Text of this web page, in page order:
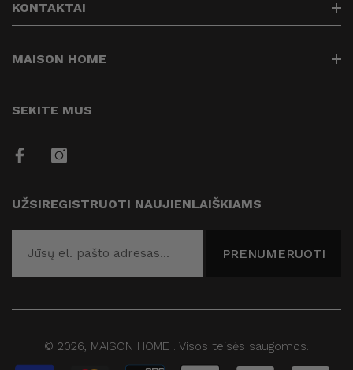
Paieška
Kontaktai
Prekių pristatymas
Prekių grąžinimas
Privatumo politika
Taisyklės
Blogas
KONTAKTAI
info@maisonhome.lt
+37061313514
MAISON HOME
Kuriame Jūsų namų jaukumą
SEKITE MUS
UŽSIREGISTRUOTI NAUJIENLAIŠKIAMS
PRENUMERUOTI
© 2026, MAISON HOME . Visos teisės saugomos.